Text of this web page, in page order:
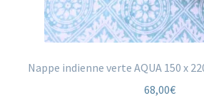
Nappe indienne verte AQUA 150 x
68,00€